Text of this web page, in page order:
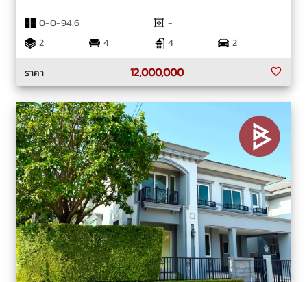
0-0-94.6
-
2
4 4
2
ราคา
12,000,000